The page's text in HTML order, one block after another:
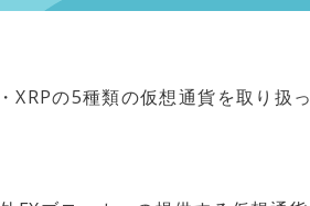
の5種類の仮想通貨を取り扱っ